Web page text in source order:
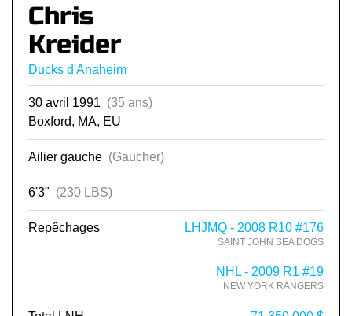
Chris
Kreider
Ducks d'Anaheim
30 avril 1991 (35 ans)
Boxford, MA, EU
Ailier gauche (Gaucher)
6'3" (230 LBS)
Repêchages LHJMQ - 2008 R10 #176
SAINT JOHN SEA DOGS
NHL - 2009 R1 #19
NEW YORK RANGERS